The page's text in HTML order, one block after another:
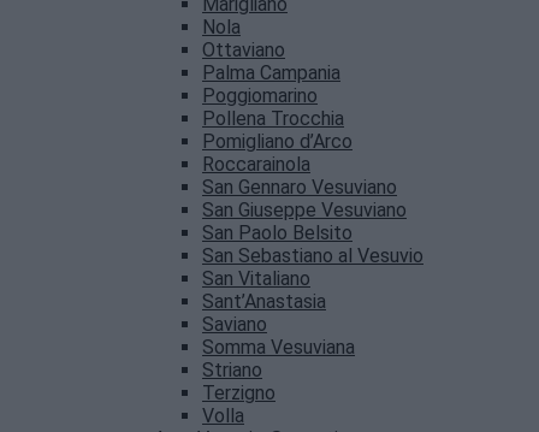
Nola
Ottaviano
Palma Campania
Poggiomarino
Pollena Trocchia
Pomigliano d’Arco
Roccarainola
San Gennaro Vesuviano
San Giuseppe Vesuviano
San Paolo Belsito
San Sebastiano al Vesuvio
San Vitaliano
Sant’Anastasia
Saviano
Somma Vesuviana
Striano
Terzigno
Volla